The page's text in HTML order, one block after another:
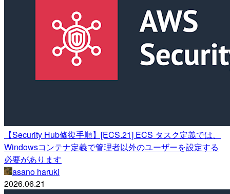
【Security Hub修復手順】[ECS.21] ECS タスク定義では、
Windowsコンテナ定義で管理者以外のユーザーを設定する
必要があります
asano haruki
2026.06.21